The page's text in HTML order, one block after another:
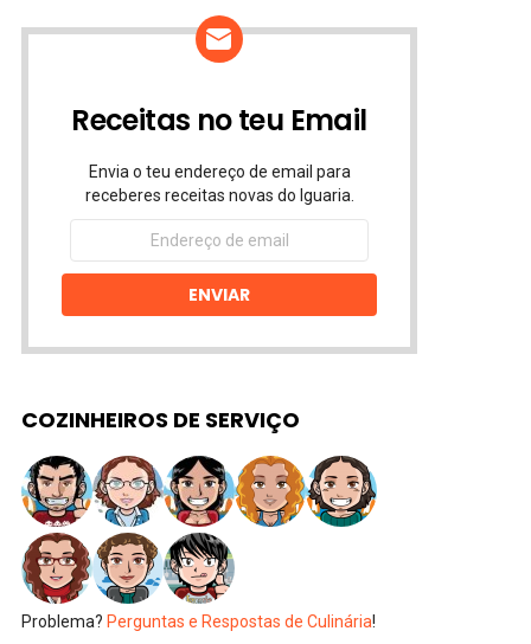
Receitas no teu Email
Envia o teu endereço de email para
receberes receitas novas do Iguaria.
Endereço
email
ENVIAR
COZINHEIROS DE SERVIÇO
Problema? Perguntas e Respostas de Culinária!